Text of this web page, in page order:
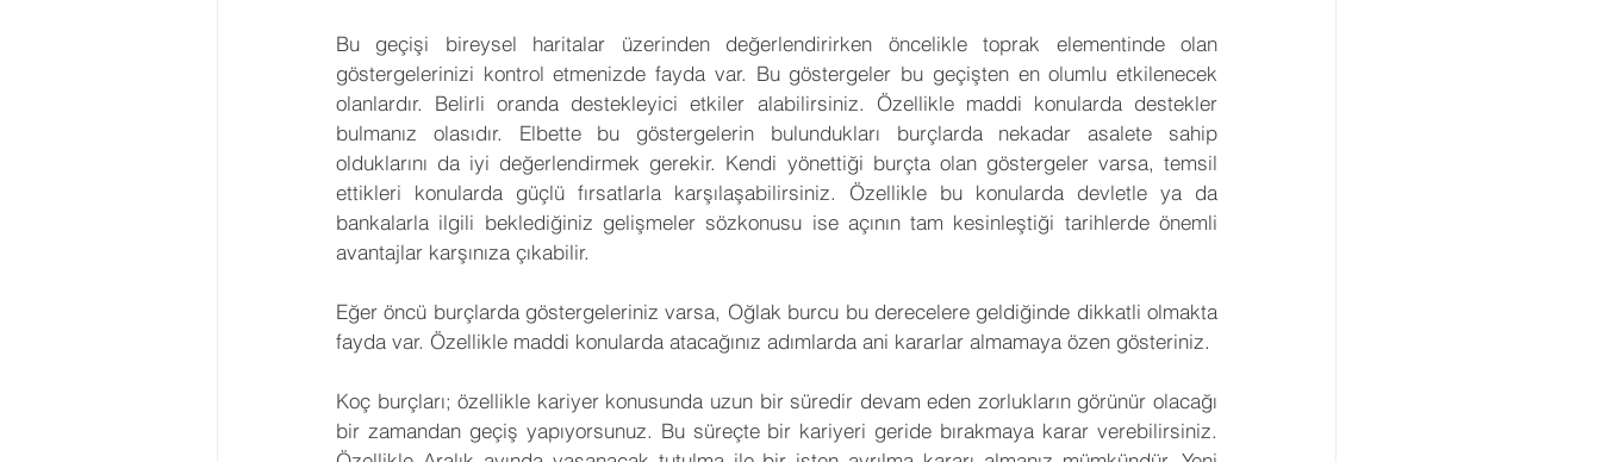
Bu geçişi bireysel haritalar üzerinden değerlendirirken öncelikle toprak elementinde olan
göstergelerinizi kontrol etmenizde fayda var. Bu göstergeler bu geçişten en olumlu etkilenecek
olanlardır. Belirli oranda destekleyici etkiler alabilirsiniz. Özellikle maddi konularda destekler
bulmanız olasıdır. Elbette bu göstergelerin bulundukları burçlarda nekadar asalete sahip
olduklarını da iyi değerlendirmek gerekir. Kendi yönettiği burçta olan göstergeler varsa, temsil
ettikleri konularda güçlü fırsatlarla karşılaşabilirsiniz. Özellikle bu konularda devletle ya da
bankalarla ilgili beklediğiniz gelişmeler sözkonusu ise açının tam kesinleştiği tarihlerde önemli
avantajlar karşınıza çıkabilir.
Eğer öncü burçlarda göstergeleriniz varsa, Oğlak burcu bu derecelere geldiğinde dikkatli olmakta
fayda var. Özellikle maddi konularda atacağınız adımlarda ani kararlar almamaya özen gösteriniz.
Koç burçları; özellikle kariyer konusunda uzun bir süredir devam eden zorlukların görünür olacağı
bir zamandan geçiş yapıyorsunuz. Bu süreçte bir kariyeri geride bırakmaya karar verebilirsiniz.